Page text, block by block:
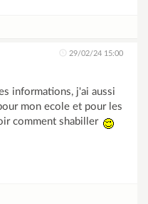
29/02/24 15:00
informations, j'ai aussi
mon ecole et pour les
comment shabiller